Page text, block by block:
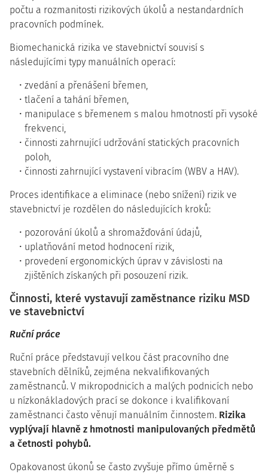
počtu a rozmanitosti rizikových úkolů a nestandardních
pracovních podmínek.
Biomechanická rizika ve stavebnictví souvisí s
následujícími typy manuálních operací:
zvedání a přenášení břemen,
tlačení a tahání břemen,
manipulace s břemenem s malou hmotností při vysoké
frekvenci,
činnosti zahrnující udržování statických pracovních
poloh,
činnosti zahrnující vystavení vibracím (WBV a HAV).
Proces identifikace a eliminace (nebo snížení) rizik ve
stavebnictví je rozdělen do následujících kroků:
pozorování úkolů a shromažďování údajů,
uplatňování metod hodnocení rizik,
provedení ergonomických úprav v závislosti na
zjištěních získaných při posouzení rizik.
Činnosti, které vystavují zaměstnance riziku MSD
ve stavebnictví
Ruční práce
Ruční práce představují velkou část pracovního dne
stavebních dělníků, zejména nekvalifikovaných
zaměstnanců. V mikropodnicích a malých podnicích nebo
u nízkonákladových prací se dokonce i kvalifikovaní
zaměstnanci často věnují manuálním činnostem. Rizika
vyplývají hlavně z hmotnosti manipulovaných předmětů
a četnosti pohybů.
Opakovanost úkonů se často zvyšuje přímo úměrně s